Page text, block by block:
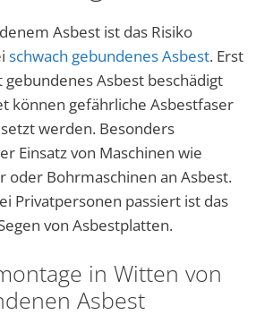
Asbest ist das Risiko
schwach gebundenes Asbest. Erst
Asbest beschädigt
können gefährliche Asbestfaser
werden. Besonders
Einsatz von Maschinen wie
oder Bohrmaschinen an Asbest.
Privatpersonen passiert ist das
von Asbestplatten.
in Witten von
Asbest